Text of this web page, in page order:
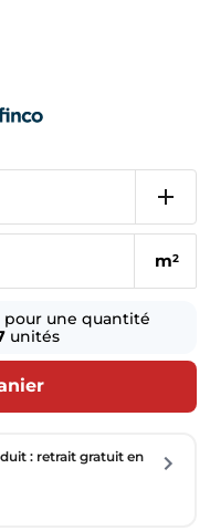
m2
pour une quantité
unités
: retrait gratuit en